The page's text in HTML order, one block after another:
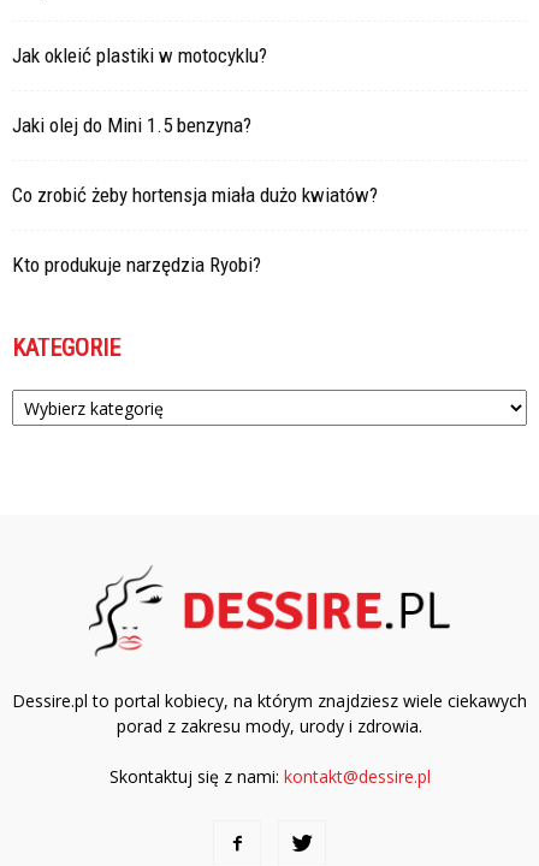
Jak okleić plastiki w motocyklu?
Jaki olej do Mini 1.5 benzyna?
Co zrobić żeby hortensja miała dużo kwiatów?
Kto produkuje narzędzia Ryobi?
KATEGORIE
Kategorie
Dessire.pl to portal kobiecy, na którym znajdziesz wiele ciekawych
porad z zakresu mody, urody i zdrowia.
Skontaktuj się z nami: kontakt@dessire.pl